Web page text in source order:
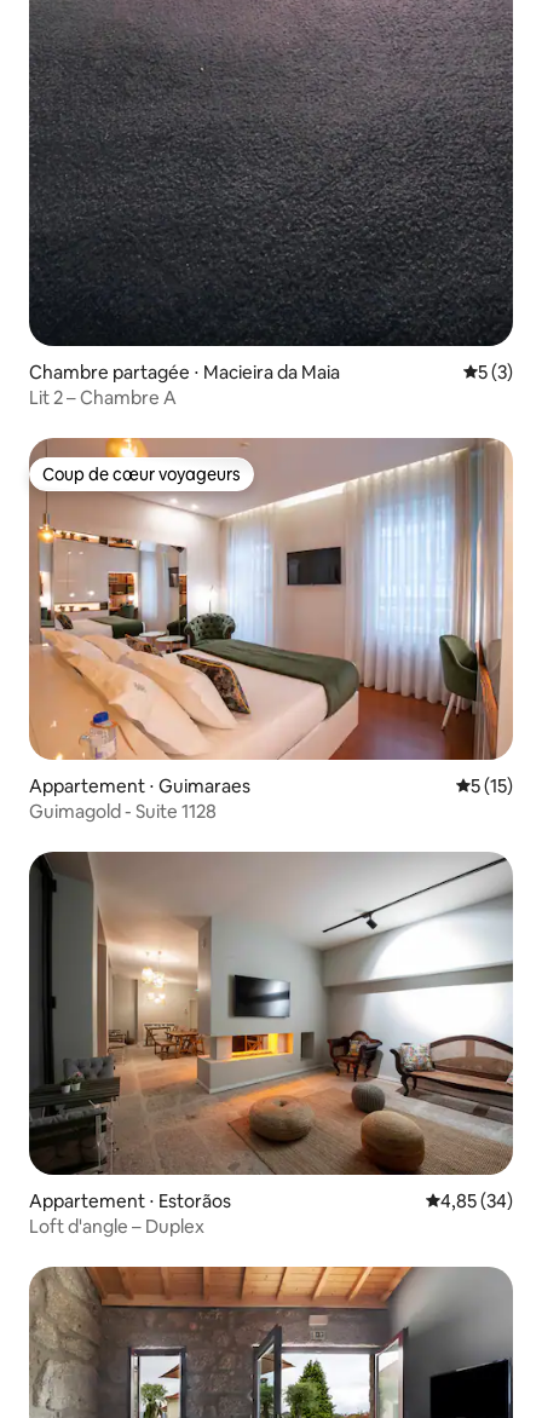
Chambre partagée ⋅ Macieira da Maia
5 (3)
Lit 2 – Chambre A
Coup de cœur voyageurs
Coup de cœur voyageurs
Appartement ⋅ Guimaraes
5 (15)
Guimagold - Suite 1128
Appartement ⋅ Estorãos Évaluation
4,85 (34)
Loft d'angle – Duplex